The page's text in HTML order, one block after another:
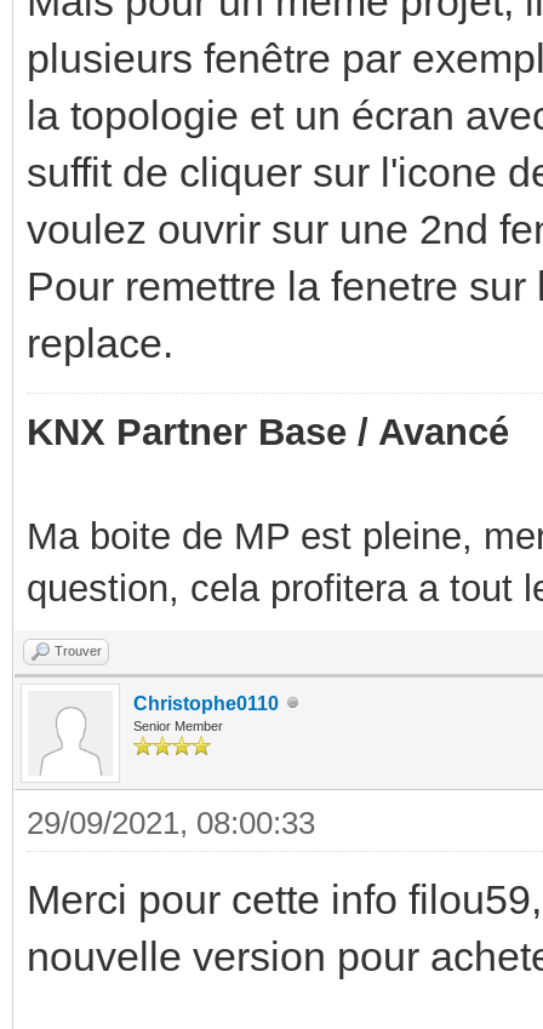
plusieurs fenêtre par
la topologie et un écran
suffit de cliquer sur l'icone
voulez ouvrir sur une 2nd
Pour remettre la fenetre
replace.
KNX Partner Base / Avancé
Ma boite de MP est pleine,
question, cela profitera a tout
Trouver
Christophe0110
Senior Member
29/09/2021, 08:00:33
Merci pour cette info
nouvelle version pour